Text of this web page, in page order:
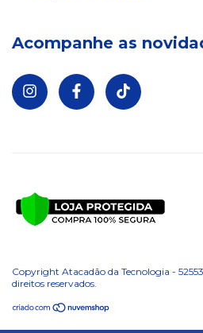
Acompanhe as
Copyright Atacadão da Tecnologia -
direitos reservados.